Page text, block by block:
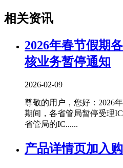
相关资讯
2026年春节假期
核业务暂停通知
2026-02-09
尊敬的用户，您好：2026
期间，各省管局暂停受理
省管局的IC......
产品详情页加入